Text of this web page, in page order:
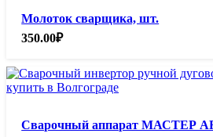
Молоток сварщика, шт.
350.00₽
Сварочный аппарат МАСТЕР